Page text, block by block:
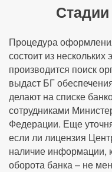
Процедура
состоит из
производится поиск
выдаст БГ
делают на списке
сотрудниками
Федерации. Еще
если ли лицензия
наличие информации,
оборота банка – не